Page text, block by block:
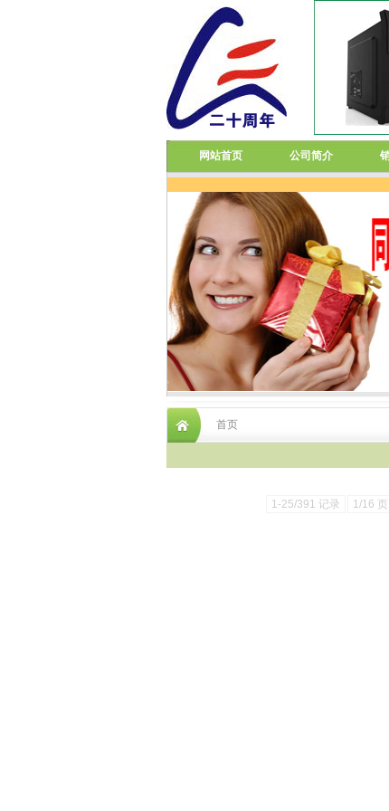
首页
1-25/391 记录 1/16 页